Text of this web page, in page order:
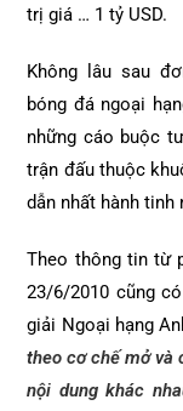
trị giá … 1 tỷ USD.
Không lâu sau
bóng đá ngoại
những cáo buộc
trận đấu thuộc
dẫn nhất hành tinh
Theo thông tin từ
23/6/2010 cũng
giải Ngoại hạng
theo cơ chế mở và
nội dung khác